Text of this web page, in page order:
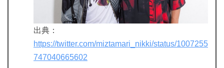
出典：
https://twitter.com/miztamari_nikki/status/1007255
747040665602